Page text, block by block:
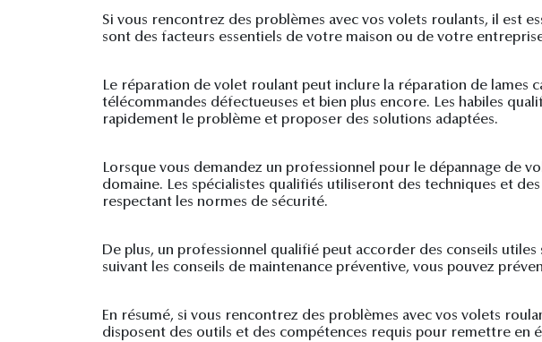
Si vous rencontrez des problèmes avec vos volets roulants, il est
sont des facteurs essentiels de votre maison ou de votre
Le réparation de volet roulant peut inclure la réparation de lames
télécommandes défectueuses et bien plus encore. Les habiles
rapidement le problème et proposer des solutions adaptées.
Lorsque vous demandez un professionnel pour le dépannage de
domaine. Les spécialistes qualifiés utiliseront des techniques et
respectant les normes de sécurité.
De plus, un professionnel qualifié peut accorder des conseils
suivant les conseils de maintenance préventive, vous pouvez
En résumé, si vous rencontrez des problèmes avec vos volets
disposent des outils et des compétences requis pour remettre